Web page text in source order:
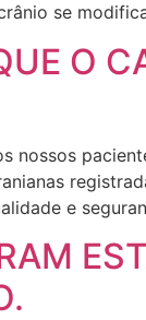
se
O
nossos
e